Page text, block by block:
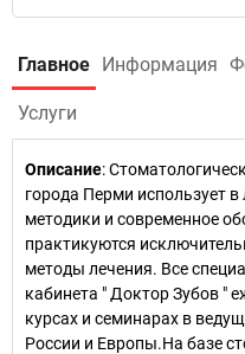
Главное Информация
Услуги
Описание:
города Перми использует
методики и современное
практикуются
методы лечения. Все
кабинета " Доктор Зубов "
курсах и семинарах в
России и Европы.На базе